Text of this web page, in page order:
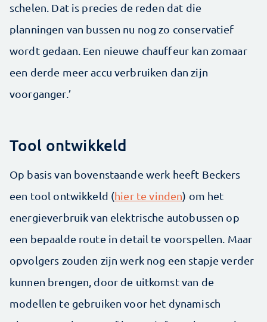
schelen. Dat is precies de reden dat die
planningen van bussen nu nog zo conservatief
wordt gedaan. Een nieuwe chauffeur kan zomaar
een derde meer accu verbruiken dan zijn
voorganger.’
Tool ontwikkeld
Op basis van bovenstaande werk heeft Beckers
een tool ontwikkeld (hier te vinden) om het
energieverbruik van elektrische autobussen op
een bepaalde route in detail te voorspellen. Maar
opvolgers zouden zijn werk nog een stapje verder
kunnen brengen, door de uitkomst van de
modellen te gebruiken voor het dynamisch